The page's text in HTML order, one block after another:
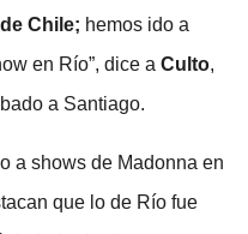
Chile; hemos ido a
en Río”, dice a Culto,
a Santiago.
a shows de Madonna en
que lo de Río fue